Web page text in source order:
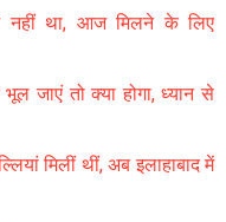
नहीं था, आज मिलने के लिए
जाएं तो क्या होगा, ध्यान से
मिलीं थीं, अब इलाहाबाद में